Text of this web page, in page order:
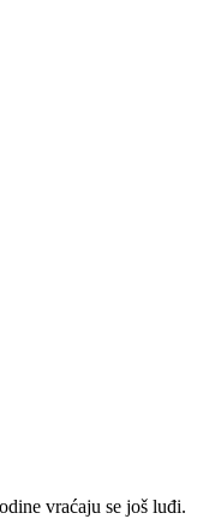
vraćaju se još luđi.